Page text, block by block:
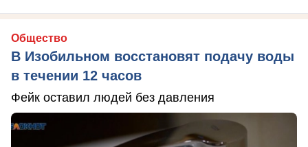
Общество
В Изобильном восстановят подачу воды
в течении 12 часов
Фейк оставил людей без давления